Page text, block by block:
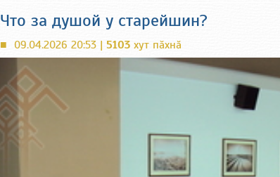
Что за душой у старейшин?
■ 09.04.2026 20:53 | 5103 хут пӑхнӑ